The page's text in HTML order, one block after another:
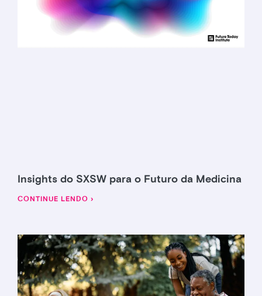
Insights do SXSW para o Futuro da Medicina
CONTINUE LENDO ›